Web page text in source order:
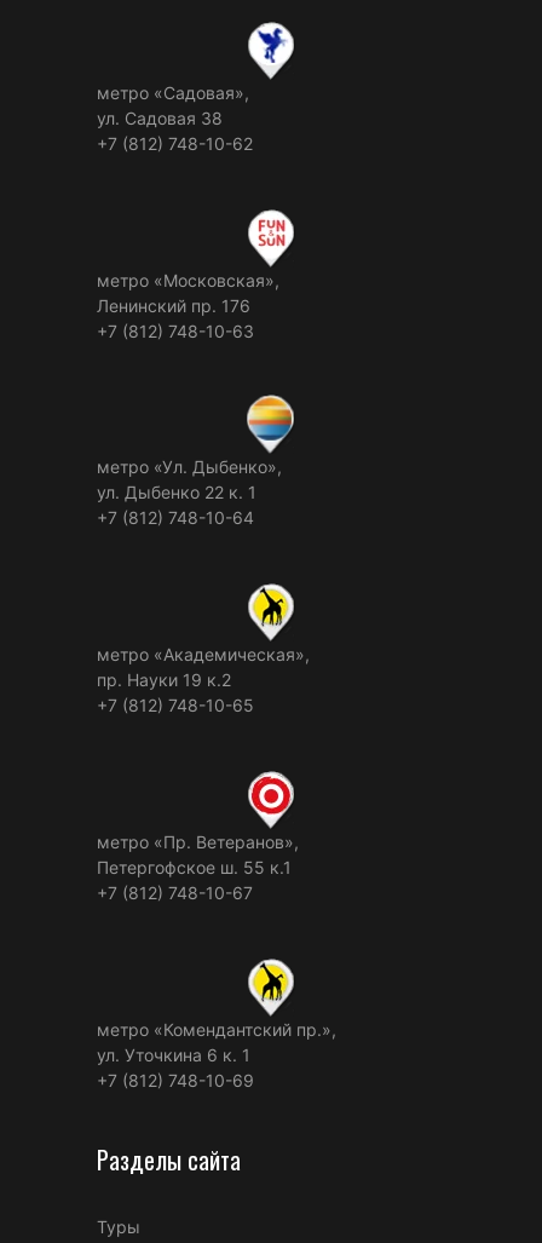
метро «Садовая»,
ул. Садовая 38
+7 (812) 748-10-62
метро «Московская»,
Ленинский пр. 176
+7 (812) 748-10-63
метро «Ул. Дыбенко»,
ул. Дыбенко 22 к. 1
+7 (812) 748-10-64
метро «Академическая»,
пр. Науки 19 к.2
+7 (812) 748-10-65
метро «Пр. Ветеранов»,
Петергофское ш. 55 к.1
+7 (812) 748-10-67
метро «Комендантский пр.»,
ул. Уточкина 6 к. 1
+7 (812) 748-10-69
Разделы сайта
Туры